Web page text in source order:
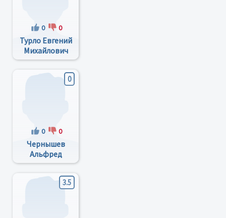
0 0
Турло Евгений
Михайлович
0
0 0
Чернышев
Альфред
Петрович
3.5